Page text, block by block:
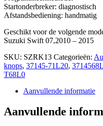
Startonderbreker: diagnostisch
Afstandsbediening: handmatig
Geschikt voor de volgende
Suzuki Swift 07,2010 – 2015
SKU: SZRK13 Categorieën:
knops, 37145-71L20,
T68L0
Aanvullende informatie
Aanvullende